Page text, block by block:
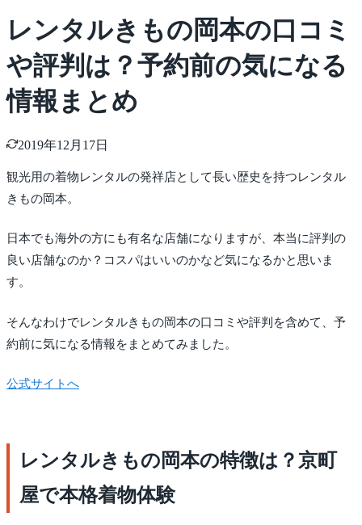
レンタルきもの岡本の口コミ
や評判は？予約前の気になる
情報まとめ
2019年12月17日
観光用の着物レンタルの発祥店として長い歴史を持つレンタル
きもの岡本。
日本でも海外の方にも有名な店舗になりますが、本当に評判の
良い店舗なのか？コスパはいいのかなど気になるかと思いま
す。
そんなわけでレンタルきもの岡本の口コミや評判を含めて、予
約前に気になる情報をまとめてみました。
公式サイトへ
レンタルきもの岡本の特徴は？京町
屋で本格着物体験